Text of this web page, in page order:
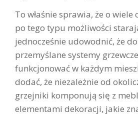
To właśnie sprawia, że o
po tego typu możliwości
jednocześnie udowodnić, że
przemyślane systemy
funkcjonować w każdym
dodać, że niezależnie od
grzejniki komponują się z
elementami dekoracji, jakie